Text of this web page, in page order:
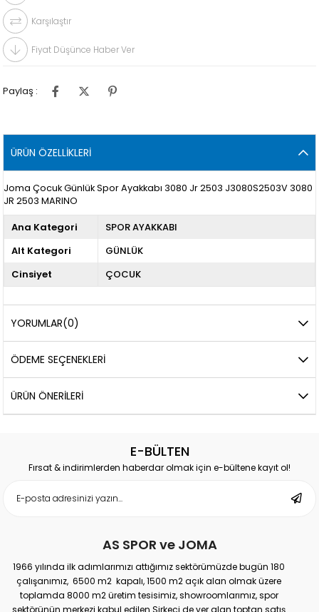
Karşılaştır
Fiyat Düşünce Haber Ver
Paylaş :
ÜRÜN ÖZELLIKLERI
Joma Çocuk Günlük Spor Ayakkabı 3080 Jr 2503 J3080S2503V 3080
JR 2503 MARINO
Ana Kategori
SPOR AYAKKABI
Alt Kategori
GÜNLÜK
Cinsiyet
ÇOCUK
YORUMLAR(0)
ÖDEME SEÇENEKLERI
ÜRÜN ÖNERILERI
E-BÜLTEN
Fırsat & indirimlerden haberdar olmak için e-bültene kayıt ol!
AS SPOR ve JOMA
1966 yılında ilk adımlarımızı attığımız sektörümüzde bugün 180
çalışanımız, 6500 m2 kapalı, 1500 m2 açık alan olmak üzere
toplamda 8000 m2 üretim tesisimiz, showroomlarımız, spor
sektörünün merkezi kabul edilen Sirkeci de yer alan toptan satış